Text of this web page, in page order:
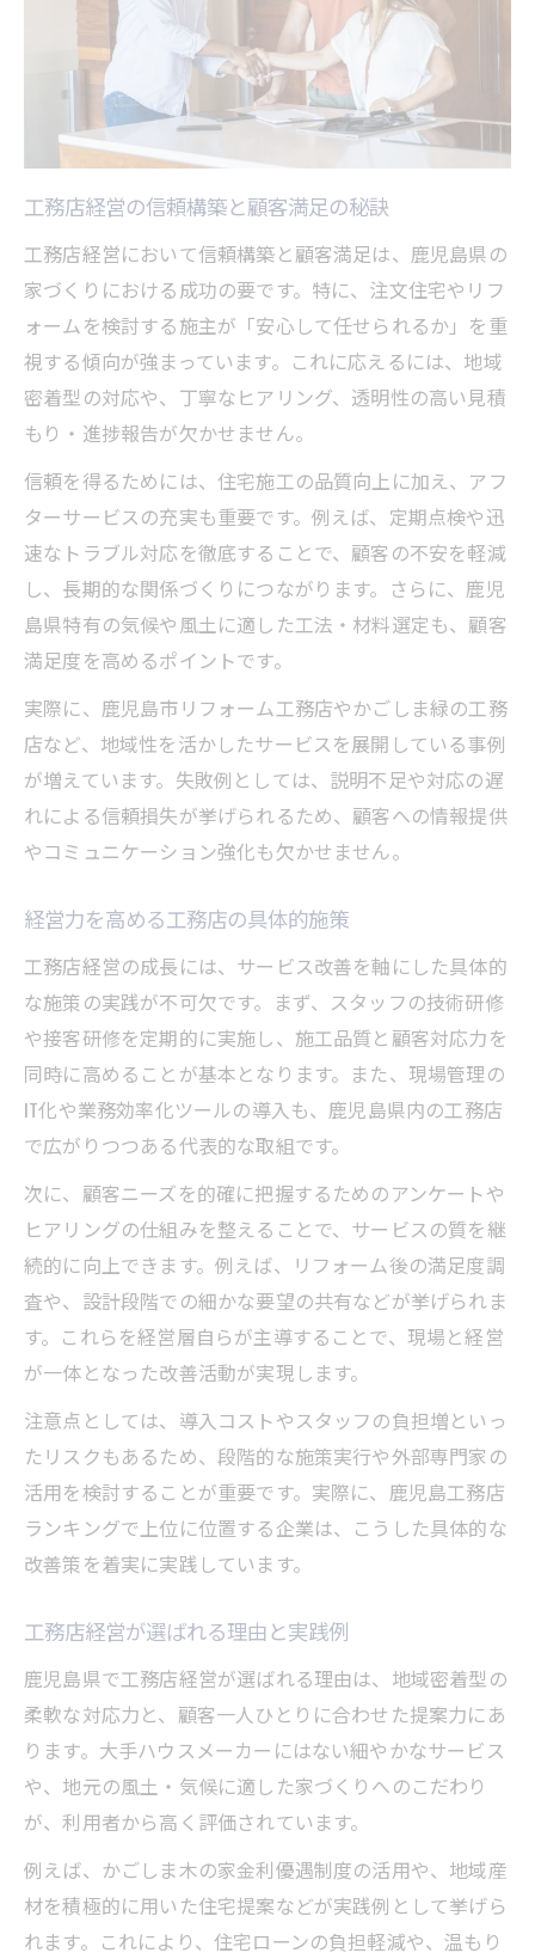
工務店経営で差がつく強み強化の方法
経営視点で見る工務店の集客と信頼戦略
強みを活かす工務店経営の実践的ポイント
工務店経営が支持される理由と強化策
鹿児島県で工務店選びに迷ったときの判断軸
工務店経営の視点で見る選び方の基準
鹿児島県で工務店を比較する際の注目点
家づくりで失敗しない工務店経営の選択術
信頼できる工務店経営の見極めポイント
工務店経営から考える後悔しない選び方
工務店経営に欠かせないサービス改善法
品質向上を叶える工務店経営の取組み
顧客満足が続く工務店経営の戦略例
工務店経営の質を高めるサポート体制
サービス向上が導く工務店経営の成功
これからの鹿児島県に求められる工務店経営
未来志向の工務店経営で地域に貢献する
鹿児島県で発展する工務店経営の条件
地域密着型工務店経営の今後の展望
持続可能な工務店経営を目指すために
時代に合わせた工務店経営の新しい形
工務店経営の信頼構築と顧客満足の秘訣
工務店経営において信頼構築と顧客満足は、鹿児島県の
家づくりにおける成功の要です。特に、注文住宅やリフ
ォームを検討する施主が「安心して任せられるか」を重
視する傾向が強まっています。これに応えるには、地域
密着型の対応や、丁寧なヒアリング、透明性の高い見積
もり・進捗報告が欠かせません。
信頼を得るためには、住宅施工の品質向上に加え、アフ
ターサービスの充実も重要です。例えば、定期点検や迅
速なトラブル対応を徹底することで、顧客の不安を軽減
し、長期的な関係づくりにつながります。さらに、鹿児
島県特有の気候や風土に適した工法・材料選定も、顧客
満足度を高めるポイントです。
実際に、鹿児島市リフォーム工務店やかごしま緑の工務
店など、地域性を活かしたサービスを展開している事例
が増えています。失敗例としては、説明不足や対応の遅
れによる信頼損失が挙げられるため、顧客への情報提供
やコミュニケーション強化も欠かせません。
経営力を高める工務店の具体的施策
工務店経営の成長には、サービス改善を軸にした具体的
な施策の実践が不可欠です。まず、スタッフの技術研修
や接客研修を定期的に実施し、施工品質と顧客対応力を
同時に高めることが基本となります。また、現場管理の
IT化や業務効率化ツールの導入も、鹿児島県内の工務店
で広がりつつある代表的な取組です。
次に、顧客ニーズを的確に把握するためのアンケートや
ヒアリングの仕組みを整えることで、サービスの質を継
続的に向上できます。例えば、リフォーム後の満足度調
査や、設計段階での細かな要望の共有などが挙げられま
す。これらを経営層自らが主導することで、現場と経営
が一体となった改善活動が実現します。
注意点としては、導入コストやスタッフの負担増といっ
たリスクもあるため、段階的な施策実行や外部専門家の
活用を検討することが重要です。実際に、鹿児島工務店
ランキングで上位に位置する企業は、こうした具体的な
改善策を着実に実践しています。
工務店経営が選ばれる理由と実践例
鹿児島県で工務店経営が選ばれる理由は、地域密着型の
柔軟な対応力と、顧客一人ひとりに合わせた提案力にあ
ります。大手ハウスメーカーにはない細やかなサービス
や、地元の風土・気候に適した家づくりへのこだわり
が、利用者から高く評価されています。
例えば、かごしま木の家金利優遇制度の活用や、地域産
材を積極的に用いた住宅提案などが実践例として挙げら
れます。これにより、住宅ローンの負担軽減や、温もり